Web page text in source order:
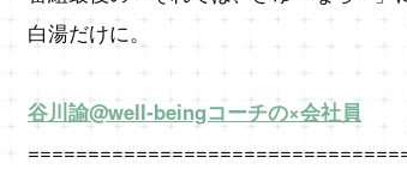
白湯だけに。
谷川諭@well-beingコーチの×会社員